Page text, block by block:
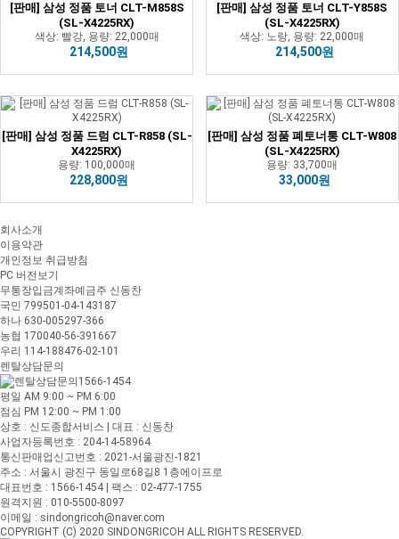
[판매] 삼성 정품 토너 CLT-M858S
(SL-X4225RX)
색상: 빨강, 용량: 22,000매
214,500원
[판매] 삼성 정품 토너 CLT-Y858S
(SL-X4225RX)
색상: 노랑, 용량: 22,000매
214,500원
[판매] 삼성 정품 드럼 CLT-R858 (SL-
X4225RX)
용량: 100,000매
228,800원
[판매] 삼성 정품 폐토너통 CLT-W808
(SL-X4225RX)
용량: 33,700매
33,000원
회사소개
이용약관
개인정보 취급방침
PC 버전보기
무통장입금계좌예금주 신동찬
국민 799501-04-143187
하나 630-005297-366
농협 170040-56-391667
우리 114-188476-02-101
렌탈상담문의
1566-1454
평일 AM 9:00 ~ PM 6:00
점심 PM 12:00 ~ PM 1:00
상호 : 신도종합서비스 | 대표 : 신동찬
사업자등록번호 : 204-14-58964
통신판매업신고번호 : 2021-서울광진-1821
주소 : 서울시 광진구 동일로68길8 1층에이프로
대표번호 : 1566-1454 | 팩스 : 02-477-1755
원격지원 : 010-5500-8097
이메일 : sindongricoh@naver.com
COPYRIGHT (C) 2020 SINDONGRICOH ALL RIGHTS RESERVED.